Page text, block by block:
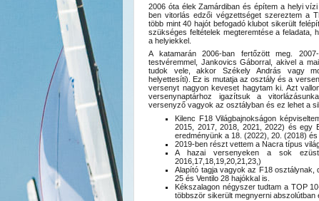
2006 óta élek Zamárdiban és építem a helyi
ben vitorlás edzői végzettséget szereztem a
több mint 40 hajót befogadó klubot sikerült
szükséges feltételek megteremtése a feladata,
a helyiekkel.
A katamarán 2006-ban fertőzött meg.
testvéremmel, Jankovics Gáborral, akivel a
tudok vele, akkor Székely András vagy
helyettesíti). Ez is mutatja az osztály és a
versenyt nagyon keveset hagytam ki. Azt
versenynaptárhoz igazítsuk a
versenyző vagyok az osztályban és ez lehet a
Kilenc F18 Világbajnokságon
2015, 2017, 2018, 2021, 2022) és egy
eredményünk a 18. (2022), 20. (2018) és
2019-ben részt vettem a Nacra típus
A hazai versenyeken a sok
2016,17,18,19,20,21,23,)
Alapító tagja vagyok az F18 osztálynak,
25 és Ventilo 28 hajókkal is.
Kékszalagon négyszer tudtam a TOP
többször sikerült megnyerni abszolútban